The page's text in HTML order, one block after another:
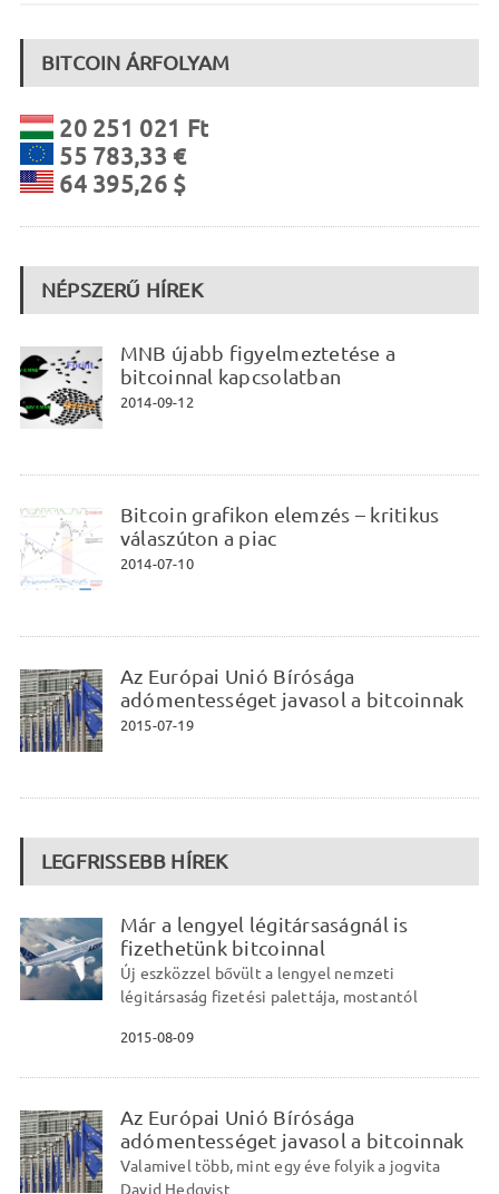
BITCOIN ÁRFOLYAM
20 251 021 Ft
55 783,33 €
64 395,26 $
NÉPSZERŰ HÍREK
MNB újabb figyelmeztetése a
bitcoinnal kapcsolatban
2014-09-12
Bitcoin grafikon elemzés – kritikus
válaszúton a piac
2014-07-10
Az Európai Unió Bírósága
adómentességet javasol a bitcoinnak
2015-07-19
LEGFRISSEBB HÍREK
Már a lengyel légitársaságnál is
fizethetünk bitcoinnal
Új eszközzel bővült a lengyel nemzeti
légitársaság fizetési palettája, mostantól
2015-08-09
Az Európai Unió Bírósága
adómentességet javasol a bitcoinnak
Valamivel több, mint egy éve folyik a jogvita
David Hedqvist